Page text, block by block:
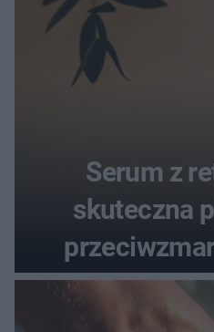
Serum z
skuteczna